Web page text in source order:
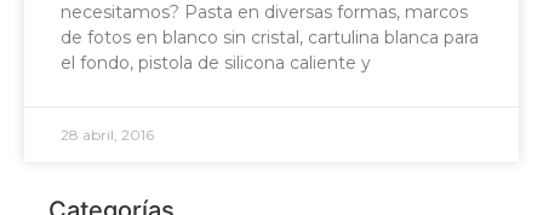
necesitamos? Pasta en diversas formas, marcos
de fotos en blanco sin cristal, cartulina blanca para
el fondo, pistola de silicona caliente y
28 abril, 2016